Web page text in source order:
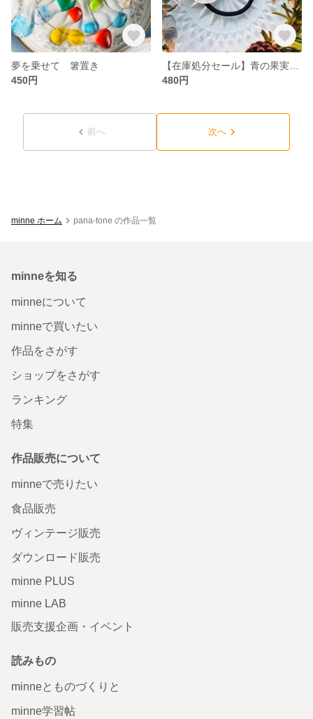
夢を乗せて 箸置き
450円
480円
前へ 次へ
minne ホーム pana-tone の作品一覧
minneを知る
minneについて
minneで買いたい
作品をさがす
ショップをさがす
ランキング
特集
作品販売について
minneで売りたい
食品販売
ヴィンテージ販売
ダウンロード販売
minne PLUS
minne LAB
販売支援企画・イベント
読みもの
minneとものづくりと
minne学習帖